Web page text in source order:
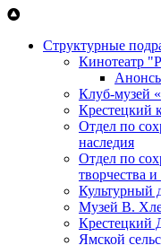
Перейти к основному
Структурные
Кинотеатр
Клуб-музей
Крестецкий
Отдел по
наследия
Отдел по
творчества
Культурный
Музей В.
Крестецкий
Ямской